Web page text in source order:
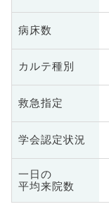
病床数
カルテ種別
救急指定
学会認定状況
一日の
平均来院数